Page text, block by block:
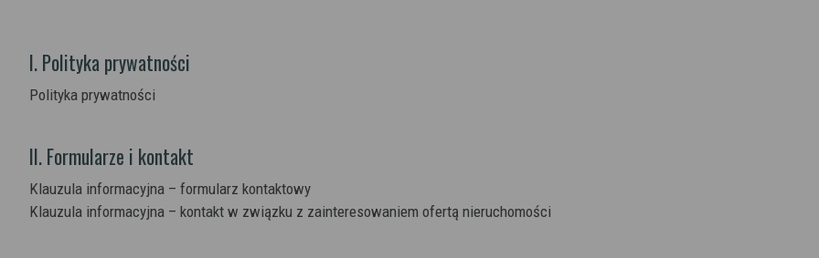
I. Polityka prywatności
Polityka prywatności
II. Formularze i kontakt
Klauzula informacyjna – formularz kontaktowy
Klauzula informacyjna – kontakt w związku z zainteresowaniem ofertą nieruchomości